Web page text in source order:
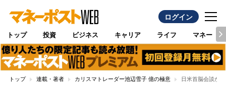
ログイン
トップ 投資 ビジネス キャリア ライフ マネー
トップ 連載・著者 カリスマトレーダー池辺雪子 億の極意 日米首脳会談が